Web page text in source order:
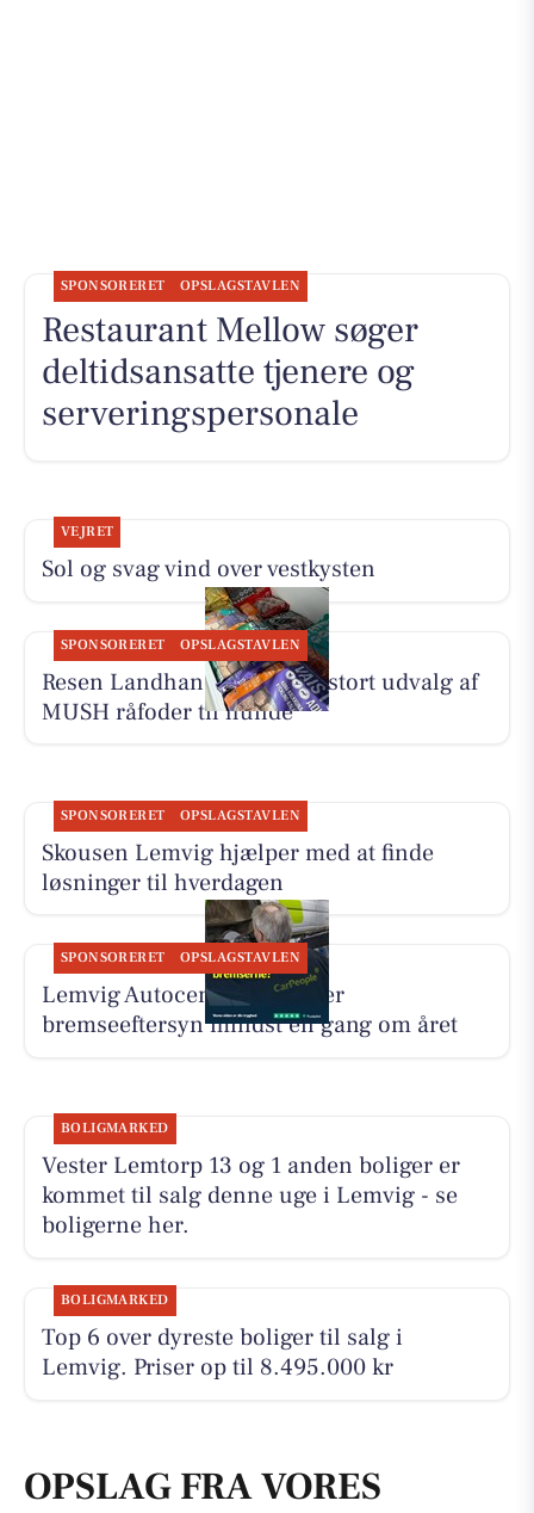
SPONSORERET OPSLAGSTAVLEN
Restaurant Mellow søger
deltidsansatte tjenere og
serveringspersonale
VEJRET
Sol og svag vind over vestkysten
SPONSORERET OPSLAGSTAVLEN
Resen Landhandel tilbyder stort udvalg af
MUSH råfoder til hunde
SPONSORERET OPSLAGSTAVLEN
Skousen Lemvig hjælper med at finde
løsninger til hverdagen
SPONSORERET OPSLAGSTAVLEN
Lemvig Autocenter anbefaler
bremseeftersyn mindst én gang om året
BOLIGMARKED
Vester Lemtorp 13 og 1 anden boliger er
kommet til salg denne uge i Lemvig - se
boligerne her.
BOLIGMARKED
Top 6 over dyreste boliger til salg i
Lemvig. Priser op til 8.495.000 kr
OPSLAG FRA VORES